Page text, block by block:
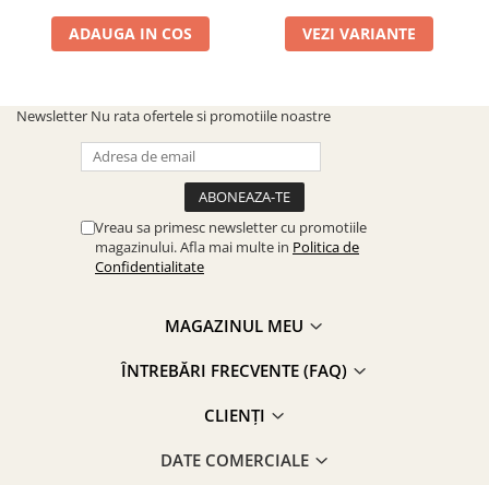
ADAUGA IN COS VEZI VARIANTE
Newsletter Nu rata ofertele si promotiile noastre
Vreau sa primesc newsletter cu promotiile
magazinului. Afla mai multe in Politica de
Confidentialitate
MAGAZINUL MEU
ÎNTREBĂRI FRECVENTE (FAQ)
CLIENȚI
DATE COMERCIALE